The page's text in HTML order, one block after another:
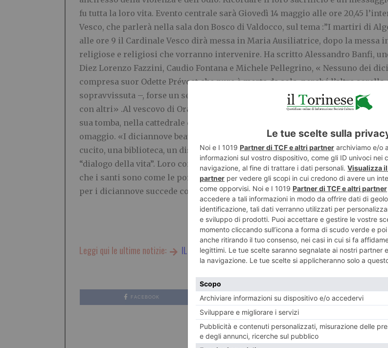
fu tutta la loro vita. Evento centrale sarà Giovedì 14 maggio alle ore 20,45
Vesco, che parlerà nella sala don Bosco di Valdocco, sul tema :”I martiri di
alle ore 9 il Cardinale Vesco dirà messa in Maria Ausiliatrice, dopo la messa
religiose e religiosi che vorranno intervenire. Ha scritto Alessandro Banfi,
Diez Lorenzo Fazzini, Caudio Fontana e Michele Pellegrino, « Nessuno dei
compresa suor Odette Prévost che pure è morta da sola, perché l’altra sorella
sopravvissuta –, forse un segno che la scelta di rimanere non è mai stata
con altri» .Al vescovo di Orano Claverie, è toccato di morire con un giovane
sua tomba, nella cattedrale di Orano , è accessibile da una porticina per
omaggio. «I diciannove beati martiri d’Algeria», scrive ancora Banfi, «hanno
cucito, una biblioteca, un dispensario medico… Papa Leone nella sua visita in
“dialogo della vita”. Loro continuano a provocare, con la loro intercessione,
che i santi sono come le porte delle chiese, sono sempre un tramite, un
per i diciannove succede così»
Leggi qui le ultime notizie: IL TORINESE
FACEBOOK TWITTER
CULTURA